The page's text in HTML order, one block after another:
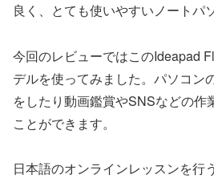
良く、とても使いやすいノートパ
今回のレビューではこのIdeapad
デルを使ってみました。パソコン
をしたり動画鑑賞やSNSなどの作
ことができます。
日本語のオンラインレッスンを行